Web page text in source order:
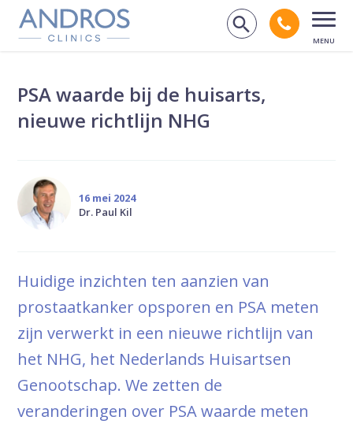
Navigatie overslaan
Zoek op
Bel
PSA waarde bij de huisarts,
nieuwe richtlijn NHG
16 mei 2024
Dr. Paul Kil
Huidige inzichten ten aanzien van
prostaatkanker opsporen en PSA meten
zijn verwerkt in een nieuwe richtlijn van
het NHG, het Nederlands Huisartsen
Genootschap. We zetten de
veranderingen over PSA waarde meten